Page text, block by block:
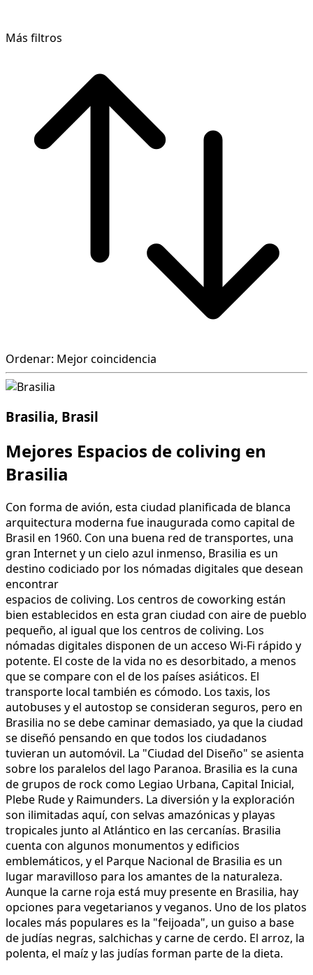
Más filtros
Ordenar: Mejor coincidencia
Brasilia, Brasil
Mejores Espacios de coliving en
Brasilia
Con forma de avión, esta ciudad planificada de blanca
arquitectura moderna fue inaugurada como capital de
Brasil en 1960. Con una buena red de transportes, una
gran Internet y un cielo azul inmenso, Brasilia es un
destino codiciado por los nómadas digitales que desean
encontrar
espacios de coliving. Los centros de coworking están
bien establecidos en esta gran ciudad con aire de pueblo
pequeño, al igual que los centros de coliving. Los
nómadas digitales disponen de un acceso Wi-Fi rápido y
potente. El coste de la vida no es desorbitado, a menos
que se compare con el de los países asiáticos. El
transporte local también es cómodo. Los taxis, los
autobuses y el autostop se consideran seguros, pero en
Brasilia no se debe caminar demasiado, ya que la ciudad
se diseñó pensando en que todos los ciudadanos
tuvieran un automóvil. La "Ciudad del Diseño" se asienta
sobre los paralelos del lago Paranoa. Brasilia es la cuna
de grupos de rock como Legiao Urbana, Capital Inicial,
Plebe Rude y Raimunders. La diversión y la exploración
son ilimitadas aquí, con selvas amazónicas y playas
tropicales junto al Atlántico en las cercanías. Brasilia
cuenta con algunos monumentos y edificios
emblemáticos, y el Parque Nacional de Brasilia es un
lugar maravilloso para los amantes de la naturaleza.
Aunque la carne roja está muy presente en Brasilia, hay
opciones para vegetarianos y veganos. Uno de los platos
locales más populares es la "feijoada", un guiso a base
de judías negras, salchichas y carne de cerdo. El arroz, la
polenta, el maíz y las judías forman parte de la dieta.